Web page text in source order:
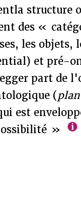
structure
des «
les objets,
et pré-
part de
(plan
est
»